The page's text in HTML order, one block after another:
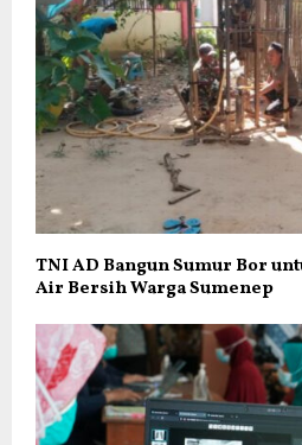
TNI AD Bangun Sumur Bor
Air Bersih Warga Sumenep